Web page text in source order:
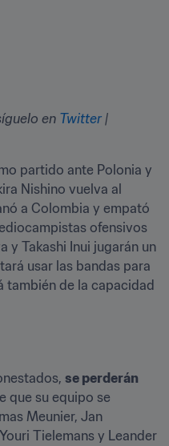
en Twitter
partido ante Polonia y
Nishino vuelva al
a Colombia y empató
ofensivos
y Takashi Inui jugarán un
usar las bandas para
también de la capacidad
se perderán
que su equipo se
Meunier, Jan
Tielemans y Leander